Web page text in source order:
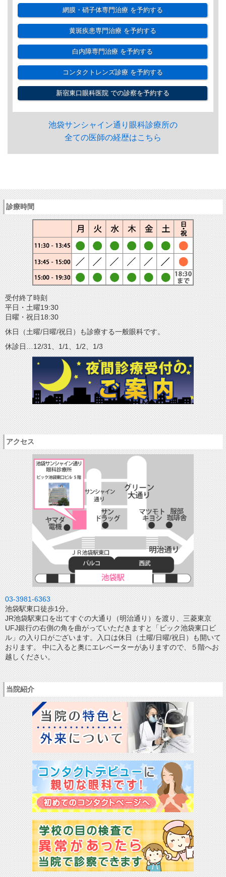
網膜・硝子体専門治療を予約する
黄斑疾患専門治療を予約する
白内障専門治療 を予約する
コンタクトレンズ診療を予約する
新宿東口眼科医院での診察を予約する
池袋サンシャイン通り眼科診療所の
全ての医師の経歴はこちら
診療時間
受付終了時刻
平日・土曜19:30
日曜・祝日18:30
休日（土曜/日曜/祝日）も診療する一般眼科です。
休診日…12/31、1/1、1/2、1/3
アクセス
03-3981-6363
池袋駅東口徒歩1分。
JR池袋駅東口を出てすぐの大通り（明治通り）を渡り、三菱東京
UFJ銀行の右側の角を曲がっていただきますと「ビック池袋東口ビ
ル」の入り口がございます。入口は休日（土曜/日曜/祝日）も開いて
おります。 中に入ると奥にエレベーターがありますので、５階へお
越しください。
当院紹介